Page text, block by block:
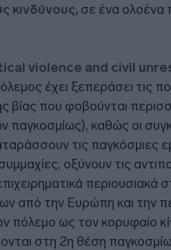
κινδύνους, σε ένα ολοένα
violence and civil
έχει ξεπεράσει τις
βίας που φοβούνται
παγκοσμίως), καθώς οι
τις παγκόσμιες
οξύνουν τις
περιουσιακά
από την Ευρώπη και την
πόλεμο ως τον κορυφαίο
στη 2η θέση